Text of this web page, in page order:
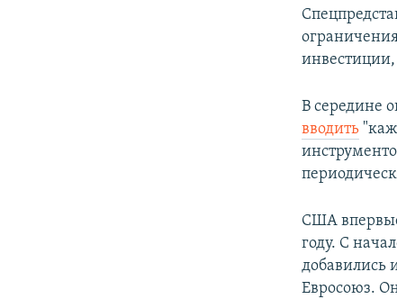
В середине
вводить
США
году. С
добавились
Евросоюз.